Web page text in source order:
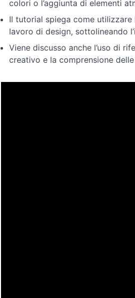
colori o l’aggiunta di elementi
Il tutorial spiega come
lavoro di design, sottolineando
Viene discusso anche l’uso di
creativo e la comprensione